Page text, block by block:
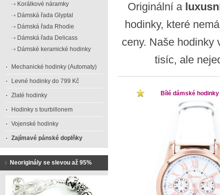
Originální a
hodinky, které
ceny. Naše hodinky
tisíc, ale
Bílé dámské
Korálkové náramky
Dámská řada Glyptal
Dámská řada Rhodie
Dámská řada Delicass
Dámské keramické hodinky
Mechanické hodinky (Automaty)
Levné hodinky do 799 Kč
Zlaté hodinky
Hodinky s tourbillonem
Vojenské hodinky
Zajímavé pánské doplňky
Neoriginály se slevou až 95%